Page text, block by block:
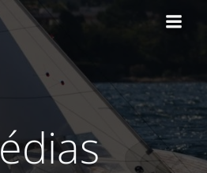
Aller
au
contenu